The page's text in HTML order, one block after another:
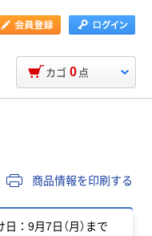
カゴ 0 点
商品情報を印刷する
日：9月7日（月）まで